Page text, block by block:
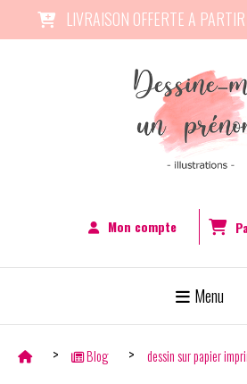
 LIVRAISON OFFERTE A
Mon compte
Menu
Blog dessin sur papier